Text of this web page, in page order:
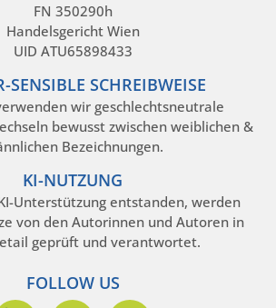
FN 350290h
Handelsgericht Wien
UID ATU65898433
SENSIBLE SCHREIBWEISE
wir geschlechtsneutrale
bewusst zwischen weiblichen &
Bezeichnungen.
KI-NUTZUNG
Unterstützung entstanden, werden
von den Autorinnen und Autoren in
geprüft und verantwortet.
FOLLOW US